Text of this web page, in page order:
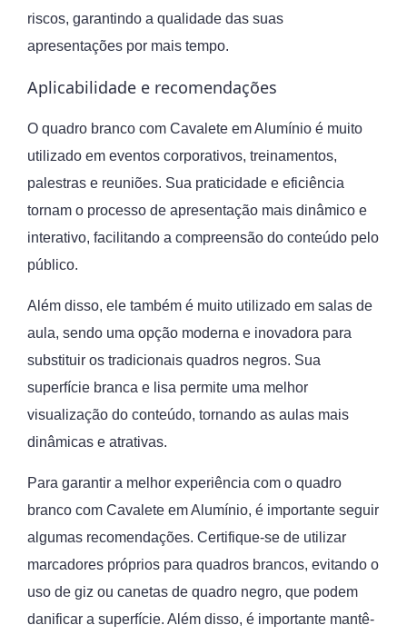
riscos, garantindo a qualidade das suas
apresentações por mais tempo.
Aplicabilidade e recomendações
O quadro branco com Cavalete em Alumínio é muito
utilizado em eventos corporativos, treinamentos,
palestras e reuniões. Sua praticidade e eficiência
tornam o processo de apresentação mais dinâmico e
interativo, facilitando a compreensão do conteúdo pelo
público.
Além disso, ele também é muito utilizado em salas de
aula, sendo uma opção moderna e inovadora para
substituir os tradicionais quadros negros. Sua
superfície branca e lisa permite uma melhor
visualização do conteúdo, tornando as aulas mais
dinâmicas e atrativas.
Para garantir a melhor experiência com o quadro
branco com Cavalete em Alumínio, é importante seguir
algumas recomendações. Certifique-se de utilizar
marcadores próprios para quadros brancos, evitando o
uso de giz ou canetas de quadro negro, que podem
danificar a superfície. Além disso, é importante mantê-